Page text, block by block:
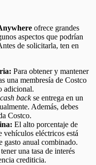
ofrece grandes
aspectos que podrían
de solicitarla, ten en
Para obtener y mantener
una membresía de Costco
adicional.
cash backse entrega en un
Además, debes
Costco.
El alto porcentaje de
vehículos eléctricos está
gasto anual combinado.
una tasa de interés
crediticia.